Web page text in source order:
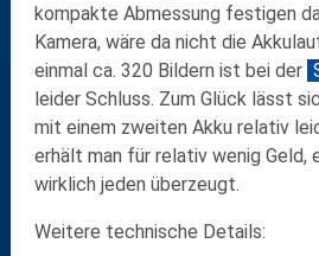
kompakte Abmessung festigen
Kamera, wäre da nicht die
einmal ca. 320 Bildern ist bei der
leider Schluss. Zum Glück lässt
mit einem zweiten Akku relativ
erhält man für relativ wenig Geld,
wirklich jeden überzeugt.
Weitere technische Details: